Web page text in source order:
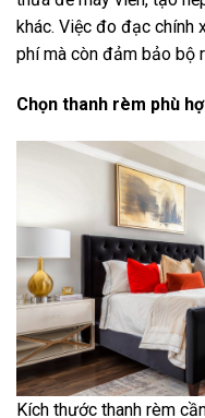
khác. Việc đo đạc chính
phí mà còn đảm bảo bộ
Chọn thanh rèm phù
Kích thước thanh rèm